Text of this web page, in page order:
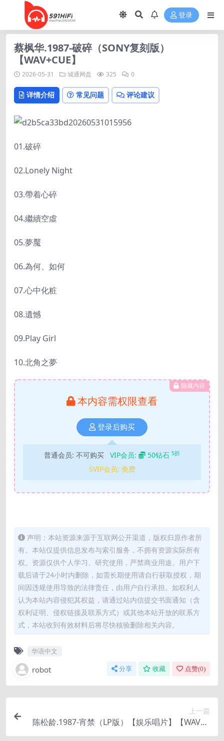
登录
蔡枫华.1987-破碎（SONY复刻版）
【WAV+CUE】
2026-05-31 城通网盘 325 0
详情介绍 常见问题 评论建议
01.破碎
02.Lonely Night
03.帶着心碎
04.繼續空虛
05.夢魘
06.為何、如何
07.心中化粧
08.遺憾
09.Play Girl
10.北角之夢
隐藏内容
本内容需权限查看
登录后购买
普通会员: 不可购买 VIP会员: 50钻石 5折
SVIP会员: 免费
声明：本站资源来源于互联网公开渠道，版权归原作者所
有。本站仅提供信息发布与索引服务，不拥有资源实际所有
权。资源仅供个人学习、研究使用，严禁商业用途。用户下
载后请于24小时内删除，如需长期使用请自行获取授权，期
间因违规使用导致的法律责任，由用户自行承担。如权利人
认为本站内容侵犯其权益，请通过站内信提交书面通知（含
权利证明、侵权链接及联系方式）或其他本站开放的联系方
式，本站收到有效材料后将尽快核验删除相关内容。
华语中文
robot 分享 收藏 点赞(0)
上一篇
陈松龄.1987-宵禁（LP版）【娱乐唱片】【WAV+C
UE】